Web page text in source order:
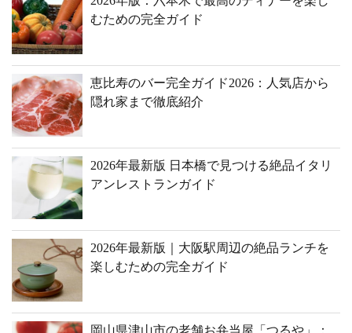
むための完全ガイド
恵比寿のバー完全ガイド2026：人気店から
隠れ家まで徹底紹介
2026年最新版 日本橋で見つける絶品イタリ
アンレストランガイド
2026年最新版｜大阪駅周辺の絶品ランチを
楽しむための完全ガイド
岡山県津山市の老舗お弁当屋「つるや」：